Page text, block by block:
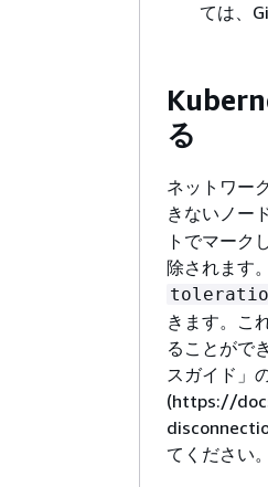
ては、
る
ネットワー
きないノー
トでマーク
除されます
きます。こ
ることがで
スガイド」
(https://
てください。